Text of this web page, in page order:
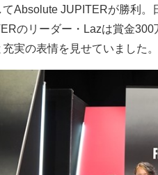
てAbsolute JUPITERが勝利
のリーダー・Lazは賞金
充実の表情を見せていました。